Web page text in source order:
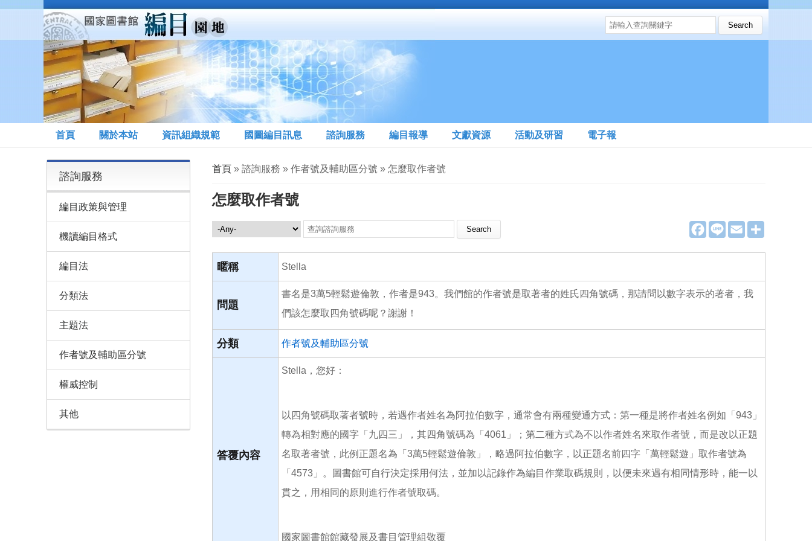
移至主內容
搜尋表單
Search this site
首頁 關於本站 資訊組織規範 國圖編目訊息 諮詢服務 編目報導 文獻資源 活動及研習 電子報
您在這裡
首頁» 諮詢服務 » 作者號及輔助區分號 » 怎麼取作者號
怎麼取作者號
F
a
e
o
k
L
e
E
m
i
諮詢服務 Search this site
暱稱 Stella
問題
書名是3萬5輕鬆遊倫敦，作者是943。我們館的作者號是取著者的姓氏四角號碼，那請問以數字表示的著者，我
們該怎麼取四角號碼呢？謝謝！
分類 作者號及輔助區分號
答覆內容
Stella，您好：
以四角號碼取著者號時，若遇作者姓名為阿拉伯數字，通常會有兩種變通方式：第一種是將作者姓名例如「943」
轉為相對應的國字「九四三」，其四角號碼為「4061」；第二種方式為不以作者姓名來取作者號，而是改以正題
名取著者號，此例正題名為「3萬5輕鬆遊倫敦」，略過阿拉伯數字，以正題名前四字「萬輕鬆遊」取作者號為
「4573」。圖書館可自行決定採用何法，並加以記錄作為編目作業取碼規則，以便未來遇有相同情形時，能一以
貫之，用相同的原則進行作者號取碼。
國家圖書館館藏發展及書目管理組敬覆
諮詢服務
編目政策與管理
機讀編目格式
編目法
分類法
主題法
作者號及輔助區分號
權威控制
其他